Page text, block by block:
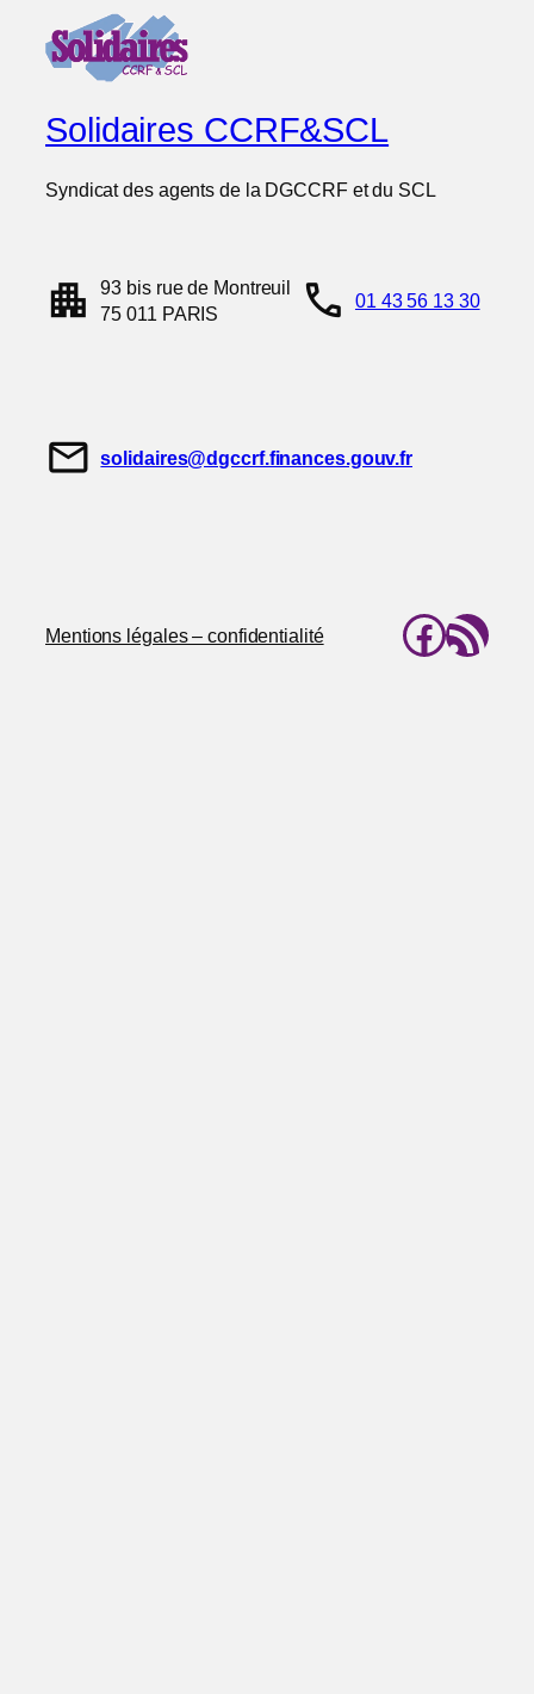
Solidaires CCRF&SCL
Syndicat des agents de la DGCCRF et du SCL
apartment
93 bis rue de Montreuil
75 011 PARIS
call 01 43 56 13 30
mail solidaires@dgccrf.finances.gouv.fr
Mentions légales – confidentialité Flux RSS